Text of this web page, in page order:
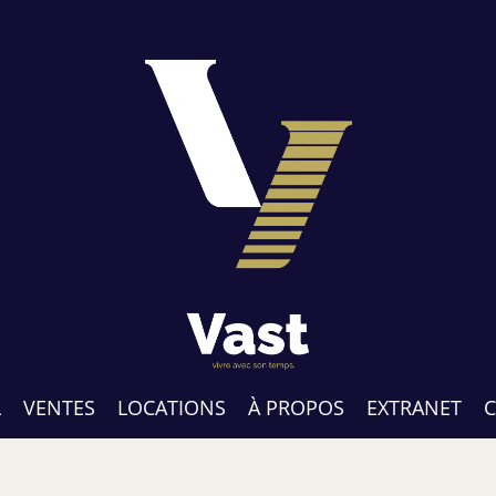
VENTES LOCATIONS À PROPOS EXTRANET